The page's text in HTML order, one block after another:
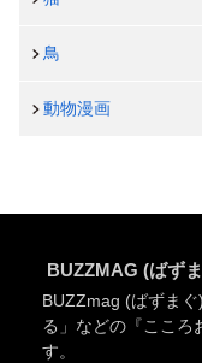
鳥
動物漫画
BUZZMAG (ばず
BUZZmag (ばずま
る」などの『こころ
す。